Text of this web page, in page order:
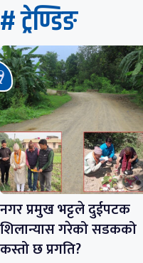
# ट्रेण्डिङ
नगर प्रमुख भट्टले दुईपटक
शिलान्यास गरेको सडकको
कस्तो छ प्रगति?